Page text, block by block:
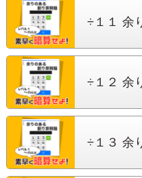
÷１１ 余
÷１２ 余
÷１３ 余